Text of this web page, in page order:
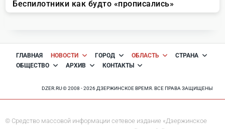
ГЛАВНАЯ НОВОСТИ ГОРОД ОБЛАСТЬ
СТРАНА
ОБЩЕСТВО
АРХИВ КОНТАКТЫ
DZER.RU © 2008 - 2026 ДЗЕРЖИНСКОЕ ВРЕМЯ. ВСЕ ПРАВА ЗАЩИЩЕНЫ
© Средство массовой информации сетевое издание «Дзержинское